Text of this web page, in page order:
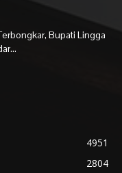
Bupati Lingga
4951
2804